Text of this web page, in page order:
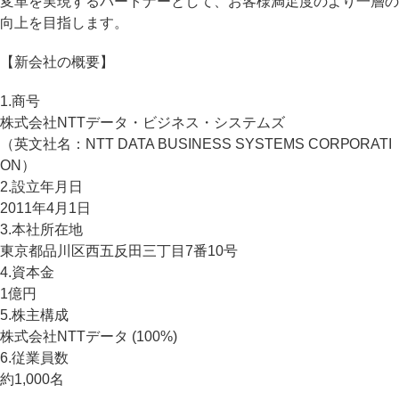
向上を目指します。
【新会社の概要】
1.商号
株式会社NTTデータ・ビジネス・システムズ
（英文社名：NTT DATA BUSINESS SYSTEMS CORPORATI
ON）
2.設立年月日
2011年4月1日
3.本社所在地
東京都品川区西五反田三丁目7番10号
4.資本金
1億円
5.株主構成
株式会社NTTデータ (100%)
6.従業員数
約1,000名